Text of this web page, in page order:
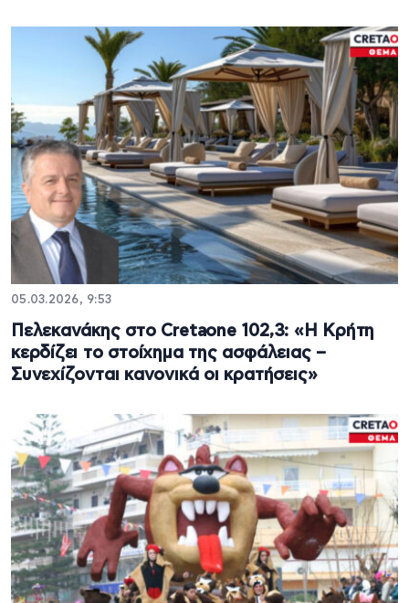
05.03.2026, 9:53
Πελεκανάκης στο Cretaone 102,3: «Η Κρήτη
κερδίζει το στοίχημα της ασφάλειας –
Συνεχίζονται κανονικά οι κρατήσεις»